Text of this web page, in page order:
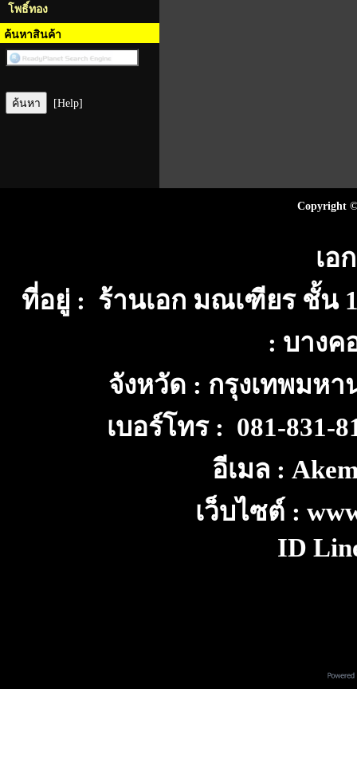
โพธิ์ทอง
ค้นหาสินค้า
[Help]
Copyright ©
เอ
ที่อยู่ : ร้านเอก มณเฑียร ชั้น
: บางค
จังหวัด : กรุงเทพมห
เบอร์โทร : 081-
อีเมล :
เว็บไซต์ :
ID